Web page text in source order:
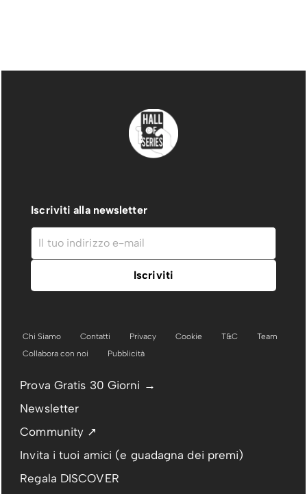
Iscriviti alla newsletter
Chi Siamo Contatti Privacy Cookie T&C
Team
Collabora con noi
Pubblicità
Prova Gratis 30 Giorni →
Newsletter
Community ↗
Invita i tuoi amici (e guadagna dei premi)
Regala DISCOVER